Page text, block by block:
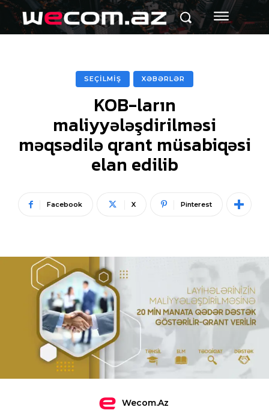
SEÇİLMİŞ XƏBƏRLƏR
KOB-ların
maliyyələşdirilməsi
məqsədilə qrant müsabiqəsi
elan edilib
Facebook X Pinterest
Wecom.az